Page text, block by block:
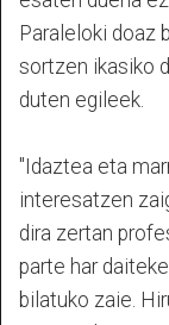
Paraleloki doaz
sortzen ikasiko
duten egileek.
"Idaztea eta
interesatzen
dira zertan
parte har
bilatuko zaie.